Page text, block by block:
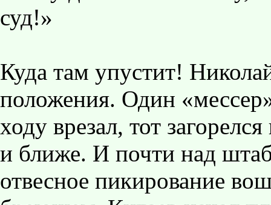
суд!»
Куда там упустит!
положения. Один
ходу врезал, тот
и ближе. И почти над
отвесное пикирование